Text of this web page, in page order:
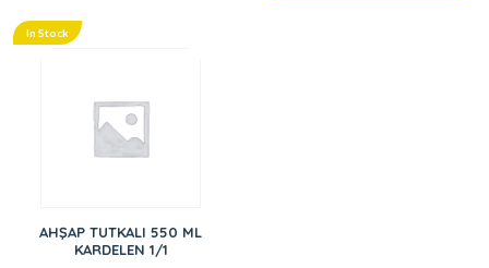
In Stock
AHŞAP TUTKALI 550 ML
KARDELEN 1/1